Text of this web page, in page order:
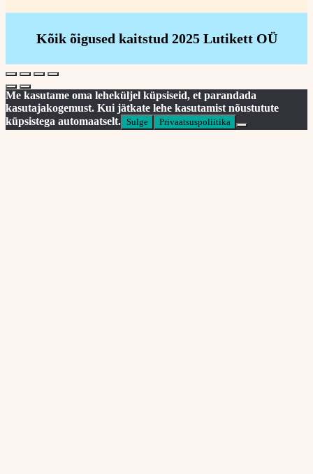
Kõik õigused kaitstud 2025 Lutikett OÜ
Me kasutame oma leheküljel küpsiseid, et parandada
kasutajakogemust. Kui jätkate lehe kasutamist nõustutute
küpsistega automaatselt. Sulge Privaatsuspoliitika